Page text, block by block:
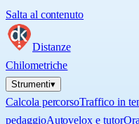
Salta al contenuto
Distanze
Chilometriche
Strumenti▾
Calcola percorsoTraffico in
pedaggioAutovelox e tutor